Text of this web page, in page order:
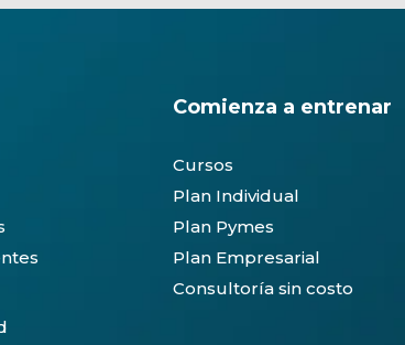
Comienza a entrenar
Cursos
Plan Individual
Plan Pymes
Plan Empresarial
Consultoría sin costo